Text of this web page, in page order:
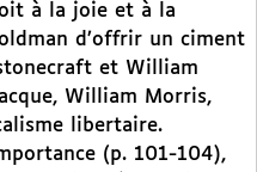
à la joie et à la
d’offrir un ciment
et William
William Morris,
libertaire.
(p. 101-104),